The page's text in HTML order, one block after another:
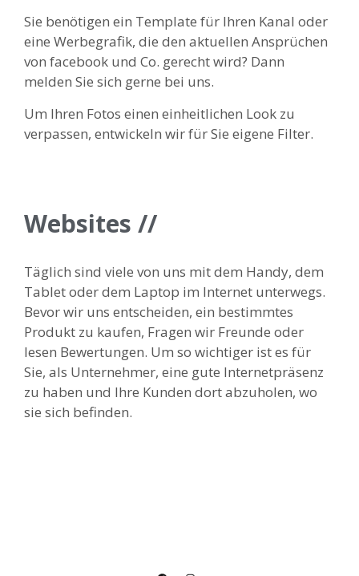
Sie benötigen ein Template für Ihren Kanal oder
eine Werbegrafik, die den aktuellen Ansprüchen
von facebook und Co. gerecht wird? Dann
melden Sie sich gerne bei uns.
Um Ihren Fotos einen einheitlichen Look zu
verpassen, entwickeln wir für Sie eigene Filter.
Websites //
Täglich sind viele von uns mit dem Handy, dem
Tablet oder dem Laptop im Internet unterwegs.
Bevor wir uns entscheiden, ein bestimmtes
Produkt zu kaufen, Fragen wir Freunde oder
lesen Bewertungen. Um so wichtiger ist es für
Sie, als Unternehmer, eine gute Internetpräsenz
zu haben und Ihre Kunden dort abzuholen, wo
sie sich befinden.